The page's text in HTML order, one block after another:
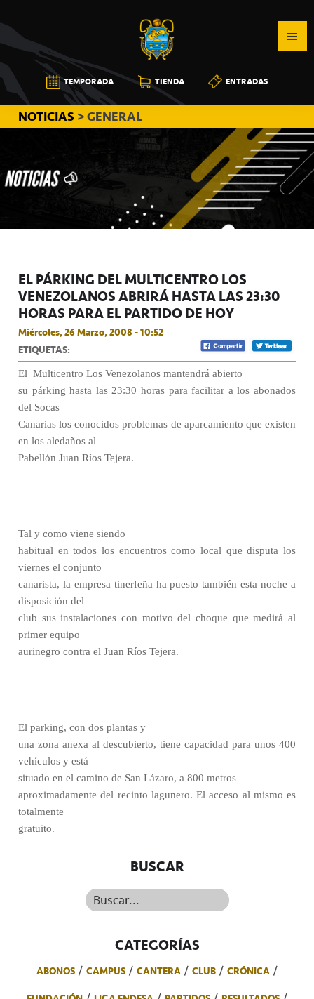
a
la
navegación
principal
al
contenido
principal
a
la
barra
lateral
principal
CB
CANARIAS
TEMPORADA TIENDA ENTRADAS
NOTICIAS > GENERAL
EL PÁRKING DEL MULTICENTRO LOS
VENEZOLANOS ABRIRÁ HASTA LAS 23:30
HORAS PARA EL PARTIDO DE HOY
Miércoles, 26 Marzo, 2008 - 10:52
ETIQUETAS:
El Multicentro Los Venezolanos mantendrá abierto
su párking hasta las 23:30 horas para facilitar a los abonados
del Socas
Canarias los conocidos problemas de aparcamiento que existen
en los aledaños al
Pabellón Juan Ríos Tejera.
Tal y como viene siendo
habitual en todos los encuentros como local que disputa los
viernes el conjunto
canarista, la empresa tinerfeña ha puesto también esta noche a
disposición del
club sus instalaciones con motivo del choque que medirá al
primer equipo
aurinegro contra el Juan Ríos Tejera.
El parking, con dos plantas y
una zona anexa al descubierto, tiene capacidad para unos 400
vehículos y está
situado en el camino de San Lázaro, a 800 metros
aproximadamente del recinto lagunero. El acceso al mismo es
totalmente
gratuito.
BUSCAR
Buscar...
CATEGORÍAS
ABONOS CAMPUS CANTERA CLUB
CRÓNICA